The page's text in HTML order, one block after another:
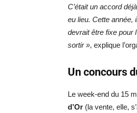
C’était un accord
eu lieu. Cette année,
devrait être fixe pour
sortir », explique
Un concours
Le week-end du 15
d’Or (la vente, elle,